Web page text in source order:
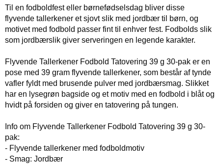
Til en fodboldfest eller børnefødselsdag bliver disse
flyvende tallerkener et sjovt slik med jordbær til børn, og
motivet med fodbold passer fint til enhver fest. Fodbolds slik
som jordbærslik giver serveringen en legende karakter.
Flyvende Tallerkener Fodbold Tatovering 39 g 30-pak er en
pose med 39 gram flyvende tallerkener, som består af tynde
vafler fyldt med brusende pulver med jordbærsmag. Slikket
har en lysegrøn bagside og et motiv med en fodbold i blåt og
hvidt på forsiden og giver en tatovering på tungen.
Info om Flyvende Tallerkener Fodbold Tatovering 39 g 30-
pak:
- Flyvende tallerkener med fodboldmotiv
- Smag: Jordbær